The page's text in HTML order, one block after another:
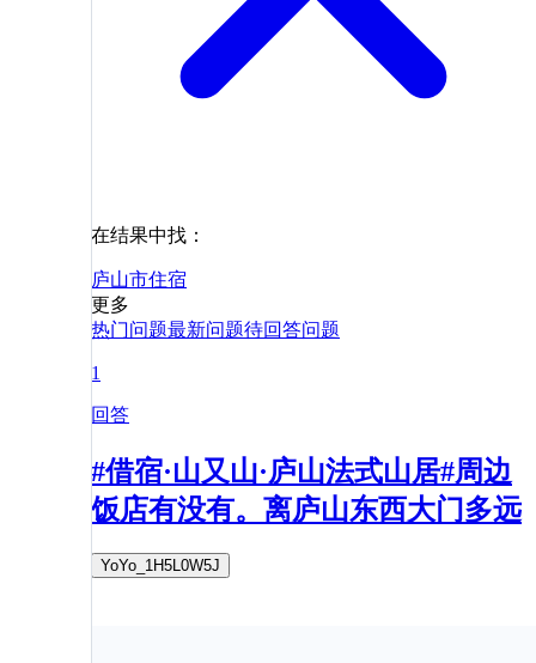
在结果中找：
庐山市住宿
更多
热门问题最新问题待回答问题
1
回答
#借宿·山又山·庐山法式山居#周边
饭店有没有。离庐山东西大门多远
YoYo_1H5L0W5J